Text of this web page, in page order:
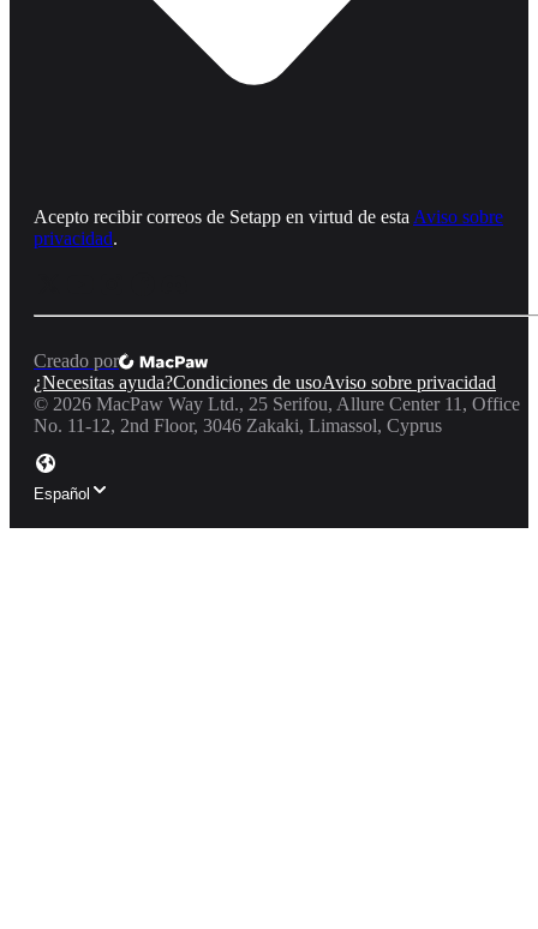
Acepto recibir correos de Setapp en virtud de esta Aviso sobre
privacidad.
Creado por
¿Necesitas ayuda?Condiciones de usoAviso sobre privacidad
© 2026 MacPaw Way Ltd., 25 Serifou, Allure Center 11, Office
No. 11-12, 2nd Floor, 3046 Zakaki, Limassol, Cyprus
Español